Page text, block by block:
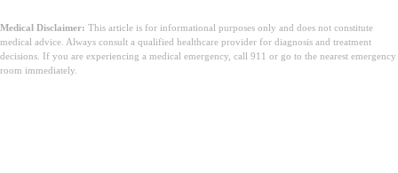
Medical Disclaimer: This article is for informational purposes only and does not constitute
medical advice. Always consult a qualified healthcare provider for diagnosis and treatment
decisions. If you are experiencing a medical emergency, call 911 or go to the nearest emergency
room immediately.